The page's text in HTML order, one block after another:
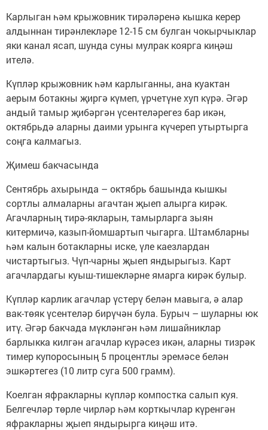
Карлыган һәм крыжовник тирәләренә кышка керер
алдыннан тирәнлекләре 12-15 см булган чокырчыклар
яки канал ясап, шунда суны мулрак коярга киңәш
ителә.
Күпләр крыжовник һәм карлыганны, ана куактан
аерым ботакны җиргә күмеп, үрчетүне хуп күрә. Әгәр
андый тамыр җибәргән үсентеләрегез бар икән,
октябрьдә аларны даими урынга күчереп утыртырга
соңга калмагыз.
Җимеш бакчасында
Сентябрь ахырында – октябрь башында кышкы
сортлы алмаларны агачтан җыеп алырга кирәк.
Агачларның тирә-якларын, тамырларга зыян
китермичә, казып-йомшартып чыгарга. Штамбларны
һәм калын ботакларны иске, үле каезлардан
чистартыгыз. Чүп-чарны җыеп яндырыгыз. Карт
агачлардагы куыш-тишекләрне ямарга кирәк булыр.
Күпләр карлик агачлар үстерү белән мавыга, ә алар
вак-төяк үсентеләр бирүчән була. Бурыч – шуларны юк
итү. Әгәр бакчада мүкләнгән һәм лишайниклар
барлыкка килгән агачлар күрәсез икән, аларны тизрәк
тимер купоросының 5 процентлы эремәсе белән
эшкәртегез (10 литр суга 500 грамм).
Коелган яфракларны күпләр компостка салып куя.
Белгечләр төрле чирләр һәм корткычлар күренгән
яфракларны җыеп яндырырга киңәш итә.